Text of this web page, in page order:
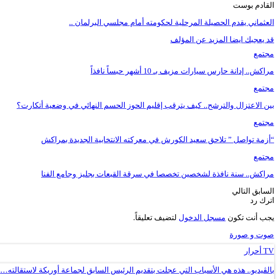
القادم بوست
العثماني يقدم الحصيلة المرحلية لحكومته أمام مجلسي البرلمان ..
قد يعجبك ايضا المزيد عن المؤلف
مجتمع
مراكش.. إدانة حارس سيارات مزيف بـ 10 أشهر حبساً نافذاً
مجتمع
بين الاعتزال والترشح.. كيف يترقب إقليم الحوز الحسم النهائي في وضعية أتكارت؟
مجتمع
“أزمة تواصل ” تلاحق سعيد الكورش في معركته الانتخابية الجديدة بمراكش
مجتمع
مراكش.. سنة نافذة لشخصين تخصصا في سرقة القبعات بجليز وجامع الفنا
السابق التالي
اترك رد
يجب أنت تكون مسجل الدخول لتضيف تعليقاً.
صوت و صورة
TV أحرار
بالڤيديو.. هذه هي الأسباب التي عجلت بتقديم الرئيس السابق لجماعة أوريكة لاستقالته…